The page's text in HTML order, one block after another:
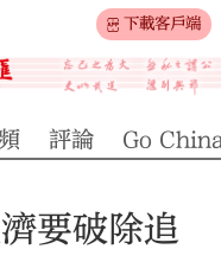
下載客戶端
評論 Go
要破除追